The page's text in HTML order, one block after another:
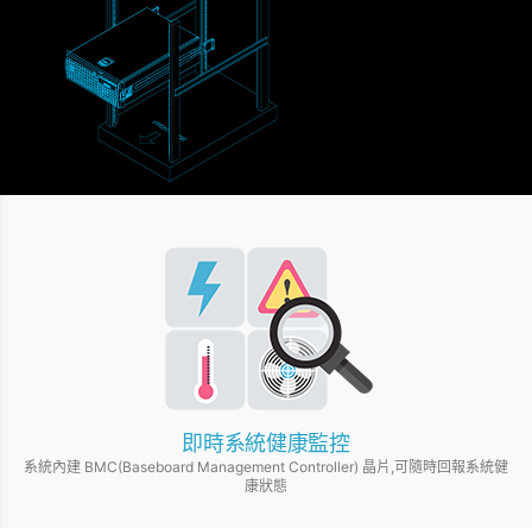
即時系統健康監控
系統內建 BMC(Baseboard Management Controller) 晶片,可隨時回報系統健
康狀態